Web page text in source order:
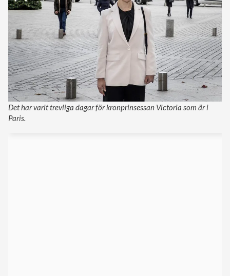
Det har varit trevliga dagar för kronprinsessan Victoria som är i
Paris.